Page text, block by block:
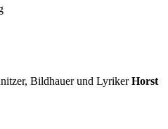
Bildhauer und LyrikerHorst